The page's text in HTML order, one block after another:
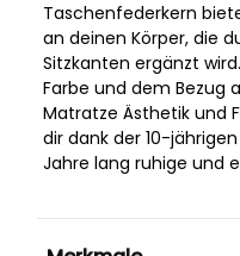
Taschenfederkern
an deinen Körper, die
Sitzkanten ergänzt
Farbe und dem Bezug
Matratze Ästhetik und
dir dank der 10-
Jahre lang ruhige und